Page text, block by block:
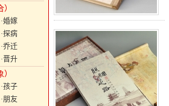
）
·婚嫁
·探病
·乔迁
·晋升
）
·孩子
·朋友